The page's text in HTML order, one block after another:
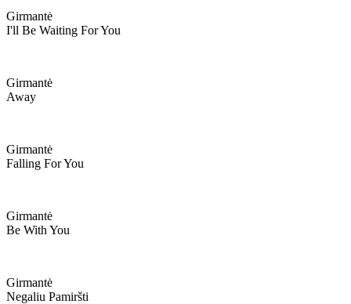
Girmantė
I'll Be Waiting For You
Girmantė
Away
Girmantė
Falling For You
Girmantė
Be With You
Girmantė
Negaliu Pamiršti